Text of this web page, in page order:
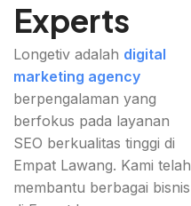
Experts
Longetiv adalah digital
marketing agency
berpengalaman yang
berfokus pada layanan
SEO berkualitas tinggi di
Empat Lawang. Kami telah
membantu berbagai bisnis